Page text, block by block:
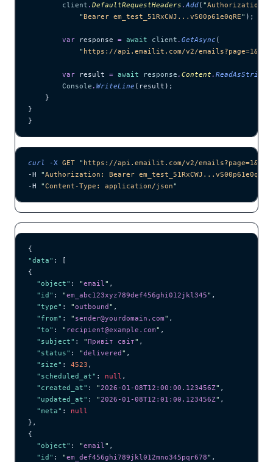
        client
. DefaultRequestHeaders .Add( "Authorization
            "
Bearer em_test_51RxCWJ...vS00p61e0qRE" );
        var
response = await client . GetAsync (
            "
https://api.emailit.com/v2/
        var
result = await response . Content .
        Console
. WriteLine (result);
    }
}
}
curl -X GET " https://api.emailit.com/v2/
-H "Authorization: Bearer em_test_51RxCWJ...vS00p61e0qRE
-H "Content-Type: application/json"
{
"data" : [
{
  "object"
: "email" ,
  "id"
: "em_abc123xyz789def456ghi012jkl345" ,
  "type"
: "outbound " ,
  "from"
: " sender@yourdomain.com" ,
  "to"
: " recipient@example.com" ,
  "subject"
: "Привіт світ" ,
  "status"
: "delivered " ,
  "size"
: 4523 ,
  "scheduled_at"
: null ,
  "created_at"
: "2026-01-08T12:00:00.123456Z" ,
  "updated_at"
: "2026-01-08T12:01:00.123456Z" ,
  "meta"
: null
},
{
  "object"
: "email" ,
  "id"
: "em_def456ghi789jkl012mno345pqr678" ,